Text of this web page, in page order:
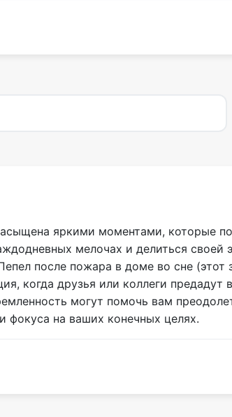
яркими моментами, которые
мелочах и делиться
после пожара в доме во сне (этот
когда друзья или коллеги предадут
могут помочь вам
фокуса на ваших конечных целях.